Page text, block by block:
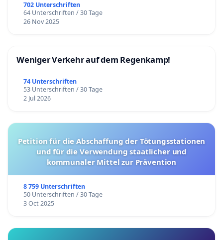
702 Unterschriften
64 Unterschriften / 30 Tage
26 Nov 2025
Weniger Verkehr auf dem Regenkamp!
74 Unterschriften
53 Unterschriften / 30 Tage
2 Jul 2026
Petition für die Abschaffung der Tötungsstationen
und für die Verwendung staatlicher und
kommunaler Mittel zur Prävention
8 759 Unterschriften
50 Unterschriften / 30 Tage
3 Oct 2025